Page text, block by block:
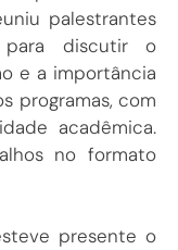
palestrantes
discutir o
e a importância
programas, com
acadêmica.
no formato
presente o